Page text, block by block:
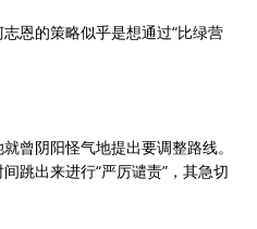
恩的策略似乎是想通过“比绿营
曾阴阳怪气地提出要调整路线。
跳出来进行“严厉谴责”，其急切